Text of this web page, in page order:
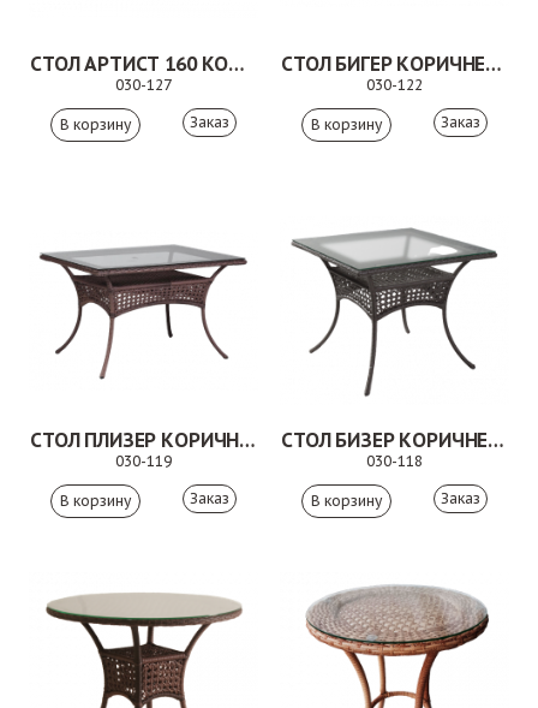
СТОЛ АРТИСТ 160 КОРИЧНЕВЫЙ
030-127
Заказ
СТОЛ БИГЕР КОРИЧНЕВЫЙ
030-122
Заказ
СТОЛ ПЛИЗЕР КОРИЧНЕВЫЙ
030-119
Заказ
СТОЛ БИЗЕР КОРИЧНЕВЫЙ
030-118
Заказ